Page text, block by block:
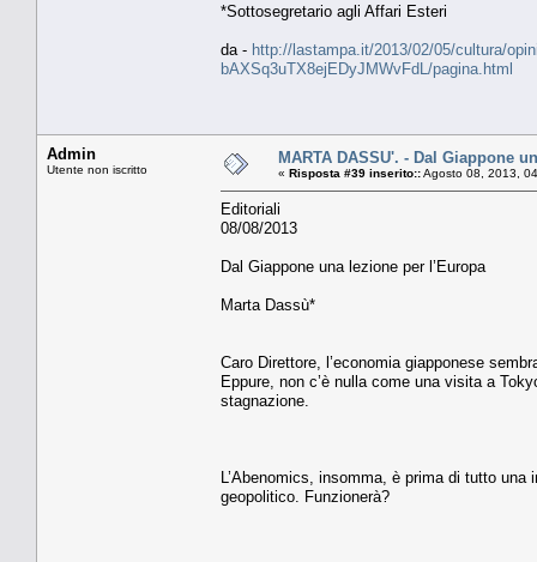
*Sottosegretario agli Affari Esteri
da - http://lastampa.it/2013/02/05/cultura/
bAXSq3uTX8ejEDyJMWvFdL/pagina.html
Admin
Utente non iscritto
MARTA DASSU'. - Dal Giappone
« Risposta #39 inserito::Agosto 08, 2013,
Editoriali
08/08/2013
Dal Giappone una lezione per l’Europa
Marta Dassù*
Caro Direttore, l’economia giapponese
Eppure, non c’è nulla come una visita a
stagnazione.
L’Abenomics, insomma, è prima di tutto
geopolitico. Funzionerà?